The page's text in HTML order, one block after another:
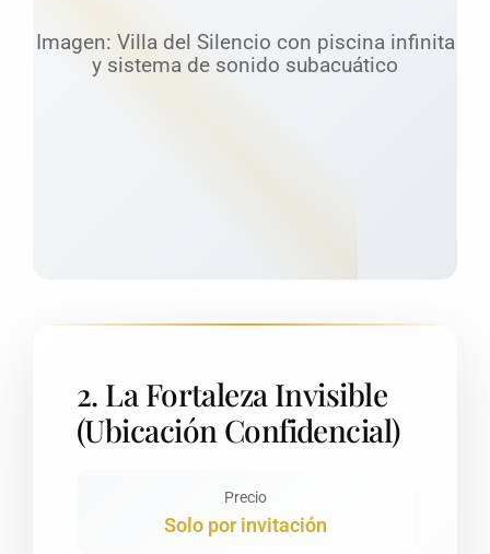
Imagen: Villa del Silencio con piscina infinita
y sistema de sonido subacuático
2. La Fortaleza Invisible
(Ubicación Confidencial)
Precio
Solo por invitación